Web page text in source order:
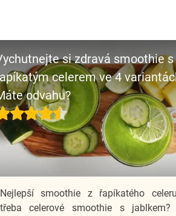
si zdravá smoothie s
celerem ve 4
odvahu?
Nejlepší smoothie z řapíkatého
třeba celerové smoothie s jablkem?